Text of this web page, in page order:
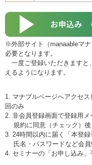
※外部サイト（manaableマ
必要となります。
一度ご登録いただきますと
えるようになります。
1. マナブルページへアクセ
回のみ
2. 非会員登録画面で登録用メ
規約に同意（チェック）
3. 24時間以内に届く「本登録
氏名・パスワードなど会
4. セミナーの「お申し込み」